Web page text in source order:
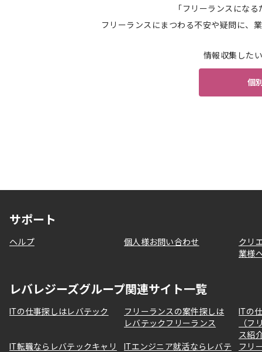
「フリーランスにな
フリーランスにまつわる不安や疑問に、
情報収集した
個
サポート
ヘルプ 個人様お問い合わせ
クリ
業様
レバレジーズグループ関連サイト一覧
ITの仕事探しはレバテック
フリーランスの案件探しは
レバテックフリーランス
ITの
（フ
ス紹
IT転職ならレバテックキャリ
ITエンジニア就活ならレバテ
フリ